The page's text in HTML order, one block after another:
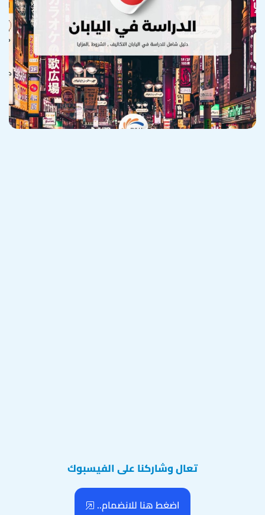
تعال وشاركنا على الفيسبوك
اضغط هنا للانضمام..